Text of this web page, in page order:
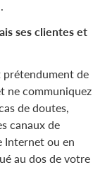
ses clientes et
prétendument de
ne communiquez
de doutes,
canaux de
Internet ou en
au dos de votre